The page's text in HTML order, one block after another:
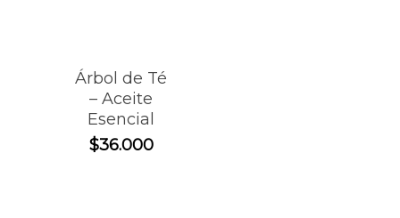
Árbol de Té
– Aceite
Esencial
$36.000